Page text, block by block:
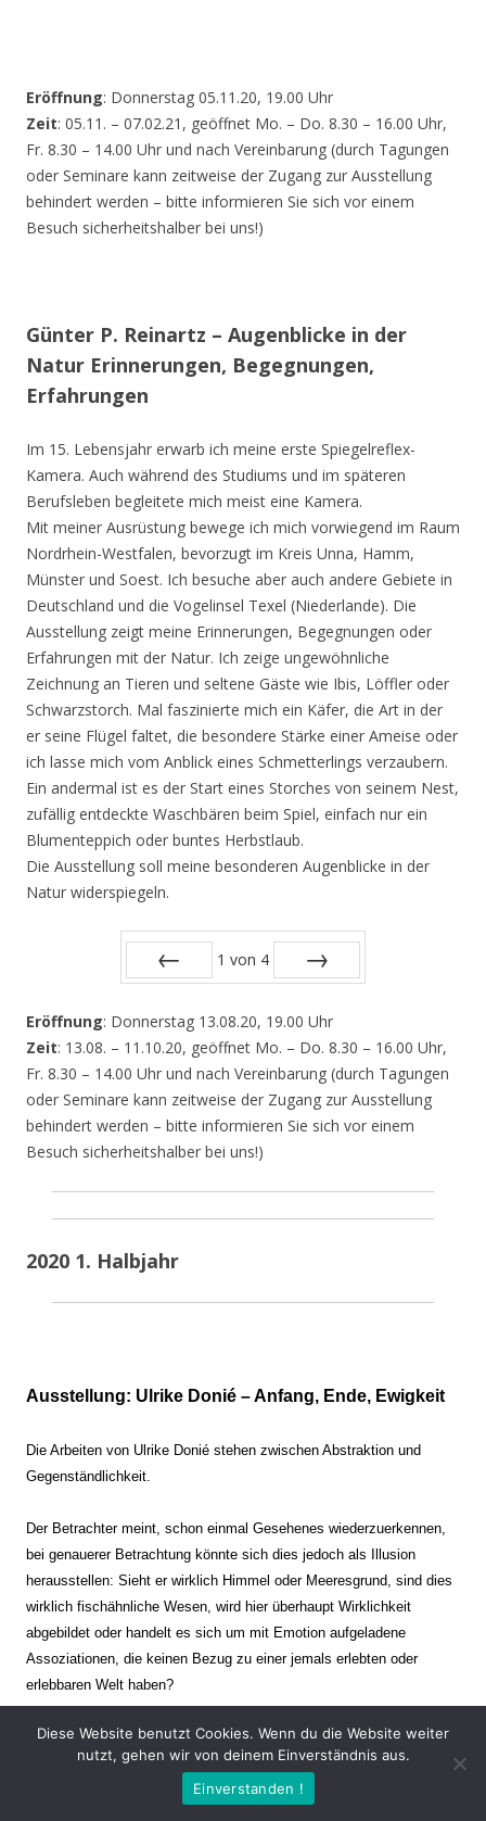
Eröffnung: Donnerstag 05.11.20, 19.00 Uhr
Zeit: 05.11. – 07.02.21, geöffnet Mo. – Do. 8.30 – 16.00 Uhr,
Fr. 8.30 – 14.00 Uhr und nach Vereinbarung (durch Tagungen
oder Seminare kann zeitweise der Zugang zur Ausstellung
behindert werden – bitte informieren Sie sich vor einem
Besuch sicherheitshalber bei uns!)
Günter P. Reinartz – Augenblicke in der
Natur Erinnerungen, Begegnungen,
Erfahrungen
Im 15. Lebensjahr erwarb ich meine erste Spiegelreflex-
Kamera. Auch während des Studiums und im späteren
Berufsleben begleitete mich meist eine Kamera.
Mit meiner Ausrüstung bewege ich mich vorwiegend im Raum
Nordrhein-Westfalen, bevorzugt im Kreis Unna, Hamm,
Münster und Soest. Ich besuche aber auch andere Gebiete in
Deutschland und die Vogelinsel Texel (Niederlande). Die
Ausstellung zeigt meine Erinnerungen, Begegnungen oder
Erfahrungen mit der Natur. Ich zeige ungewöhnliche
Zeichnung an Tieren und seltene Gäste wie Ibis, Löffler oder
Schwarzstorch. Mal faszinierte mich ein Käfer, die Art in der
er seine Flügel faltet, die besondere Stärke einer Ameise oder
ich lasse mich vom Anblick eines Schmetterlings verzaubern.
Ein andermal ist es der Start eines Storches von seinem Nest,
zufällig entdeckte Waschbären beim Spiel, einfach nur ein
Blumenteppich oder buntes Herbstlaub.
Die Ausstellung soll meine besonderen Augenblicke in der
Natur widerspiegeln.
1 von 4
Eröffnung: Donnerstag 13.08.20, 19.00 Uhr
Zeit: 13.08. – 11.10.20, geöffnet Mo. – Do. 8.30 – 16.00 Uhr,
Fr. 8.30 – 14.00 Uhr und nach Vereinbarung (durch Tagungen
oder Seminare kann zeitweise der Zugang zur Ausstellung
behindert werden – bitte informieren Sie sich vor einem
Besuch sicherheitshalber bei uns!)
2020 1. Halbjahr
Ausstellung: Ulrike Donié – Anfang, Ende, Ewigkeit
Die Arbeiten von Ulrike Donié stehen zwischen Abstraktion und
Gegenständlichkeit.
Der Betrachter meint, schon einmal Gesehenes wiederzuerkennen,
bei genauerer Betrachtung könnte sich dies jedoch als Illusion
herausstellen: Sieht er wirklich Himmel oder Meeresgrund, sind dies
wirklich fischähnliche Wesen, wird hier überhaupt Wirklichkeit
abgebildet oder handelt es sich um mit Emotion aufgeladene
Assoziationen, die keinen Bezug zu einer jemals erlebten oder
erlebbaren Welt haben?
Verharren und Dynamik stehen sich dabei gegenüber. Zeit steht still
oder verrinnt im Nu. Es soll dabei eine Spannung, auch farblich, bis
zur Schmerzgrenze erzeugt werden. Die Arbeiten stellen ambivalente
Diese Website benutzt Cookies. Wenn du die Website weiter
nutzt, gehen wir von deinem Einverständnis aus.
Einverstanden !